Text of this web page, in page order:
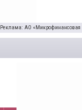
Реклама: АО «Микрофинансовая